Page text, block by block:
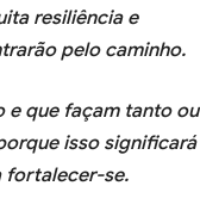
resiliência e
pelo caminho.
e que façam tanto ou
isso significará
fortalecer-se.